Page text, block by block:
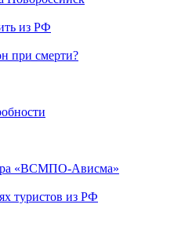
из РФ
при смерти?
«ВСМПО-Ависма»
туристов из РФ